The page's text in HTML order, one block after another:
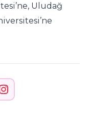
Uludağ